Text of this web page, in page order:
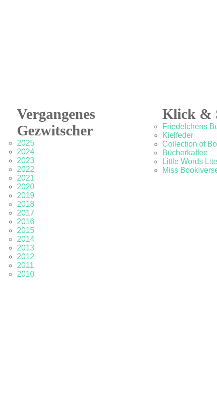
Vergangenes
Gezwitscher
2025
2024
2023
2022
2021
2020
2019
2018
2017
2016
2015
2014
2013
2012
2011
2010
Klick &
Friedelchens
Kielfeder
Collection of
Bücherkaffee
Little Words
Miss